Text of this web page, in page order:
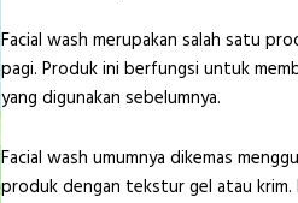
Facial wash merupakan salah satu
pagi. Produk ini berfungsi untuk
yang digunakan sebelumnya.
Facial wash umumnya dikemas
produk dengan tekstur gel atau krim.